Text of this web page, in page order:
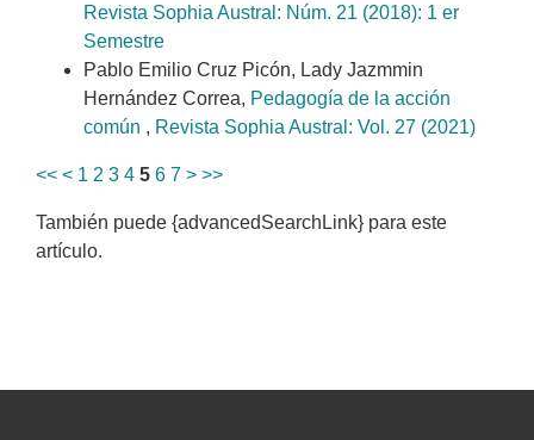
Revista Sophia Austral: Núm. 21 (2018): 1 er
Semestre
Pablo Emilio Cruz Picón, Lady Jazmmin
Hernández Correa, Pedagogía de la acción
común , Revista Sophia Austral: Vol. 27 (2021)
<< < 1 2 3 4 5 6 7 > >>
También puede {advancedSearchLink} para este
artículo.